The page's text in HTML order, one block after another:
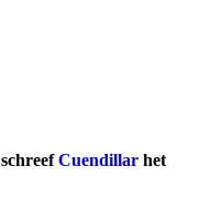
schreefCuendillar het